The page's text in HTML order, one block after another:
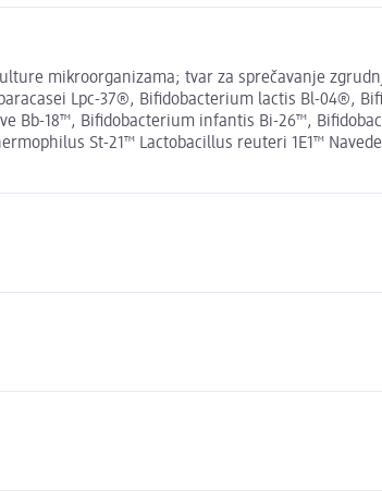
mikroorganizama; tvar za sprečavanje
Lpc-37®, Bifidobacterium lactis Bl-04®,
Bb-18™, Bifidobacterium infantis Bi-26™,
St-21™ Lactobacillus reuteri 1E1™